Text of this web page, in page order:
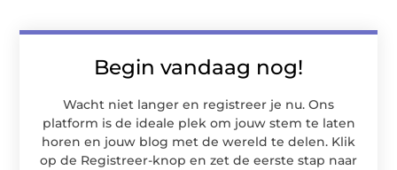
Begin vandaag nog!
Wacht niet langer en registreer je nu. Ons
platform is de ideale plek om jouw stem te laten
horen en jouw blog met de wereld te delen. Klik
op de Registreer-knop en zet de eerste stap naar